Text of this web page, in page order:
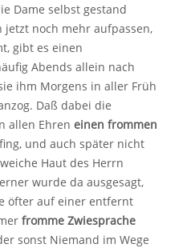
Dame selbst gestand
jetzt noch mehr aufpassen,
gibt es einen
Abends allein nach
ihm Morgens in aller Früh
Daß dabei die
allen Ehren einen frommen
und auch später nicht
Haut des Herrn
wurde da ausgesagt,
öfter auf einer entfernt
fromme Zwiesprache
sonst Niemand im Wege